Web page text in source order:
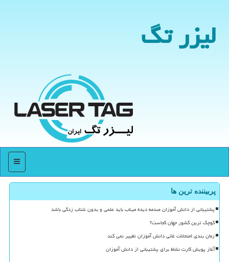
لیزر تگ
منو
پربیننده ترین ها
پشتیبانی از دانش آموزان صدمه دیده میناب باید علمی و بدون شتاب زدگی باشد
کوچک ترین کشور جهان کجاست؟
زمان بندی امتحانات غائی دانش آموزان تغییر نمی کند
آغاز پویش کارت نشاط برای پشتیبانی از دانش آموزان